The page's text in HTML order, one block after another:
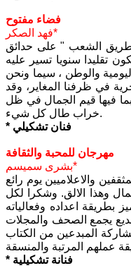
فضاء مفتوح
فهد الصكر*
طريق الشعب " على حدائق
تقليدا سنويا تسير عليه
والوطن ، سيما ونحن
في ظرفنا المغاير، وقد
فيها قيم الجمال في ظل
خراب طال كل شيء.
* فنان تشكيلي
مهرجان للمحبة والثقافة
بشرى سميسم*
والاعلاميين يوم رائع
وهذا الالق. وشكرا لكل
اعداده وفعالياته
يجمع الصحف والمجلات
المبدعين من الكتاب
* فنانة تشكيلية